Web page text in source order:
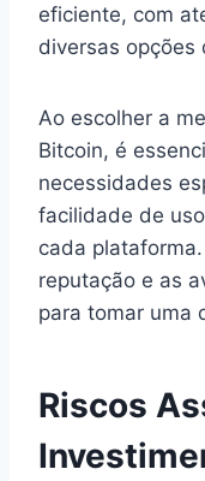
eficiente, com
diversas opções
Ao escolher a
Bitcoin, é
necessidades
facilidade de
cada
reputação e as
para tomar uma
Riscos